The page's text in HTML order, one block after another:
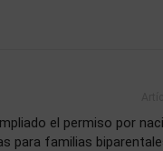
el permiso por
para familias